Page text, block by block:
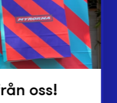
oss!